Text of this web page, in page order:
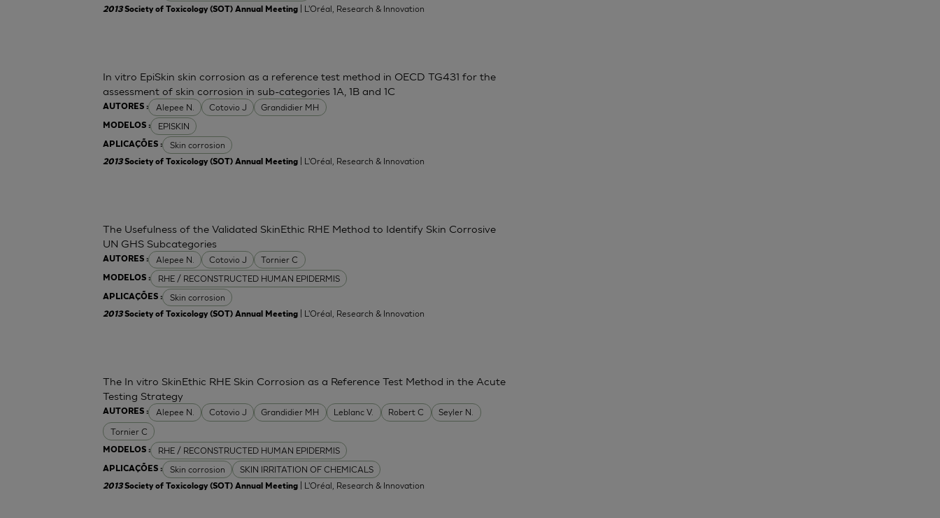
2013Society of Toxicology (SOT) Annual Meeting | L'Oréal, Research & Innovation
AUTORES : Alepee N. Cotovio J Grandidier MH
MODELOS : EPISKIN
APLICAÇÕES : Skin corrosion
In vitro EpiSkin skin corrosion as a reference test method in OECD TG431 for the
assessment of skin corrosion in sub-categories 1A, 1B and 1C
2013Society of Toxicology (SOT) Annual Meeting | L'Oréal, Research & Innovation
AUTORES : Alepee N. Cotovio J Tornier C
MODELOS : RHE / RECONSTRUCTED HUMAN EPIDERMIS
APLICAÇÕES : Skin corrosion
The Usefulness of the Validated SkinEthic RHE Method to Identify Skin Corrosive
UN GHS Subcategories
2013Society of Toxicology (SOT) Annual Meeting | L'Oréal, Research & Innovation
AUTORES : Alepee N. Cotovio J Grandidier MH Leblanc V. Robert C
Seyler N.
Tornier C
MODELOS : RHE / RECONSTRUCTED HUMAN EPIDERMIS
APLICAÇÕES : Skin corrosion SKIN IRRITATION OF CHEMICALS
The In vitro SkinEthic RHE Skin Corrosion as a Reference Test Method in the Acute
Testing Strategy
2013Society of Toxicology (SOT) Annual Meeting | L'Oréal, Research & Innovation